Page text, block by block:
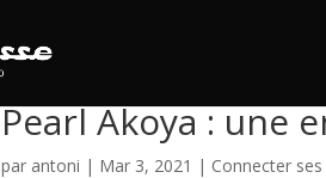
Test THE PEARL
Pearl Akoya : une
par antoni | Mar 3, 2021 | Connecter